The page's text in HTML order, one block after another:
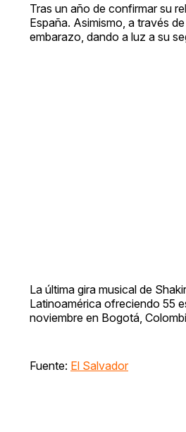
Tras un año de confirmar su
España. Asimismo, a través
embarazo, dando a luz a su
La última gira musical de
Latinoamérica ofreciendo 55
noviembre en Bogotá,
Fuente: El Salvador